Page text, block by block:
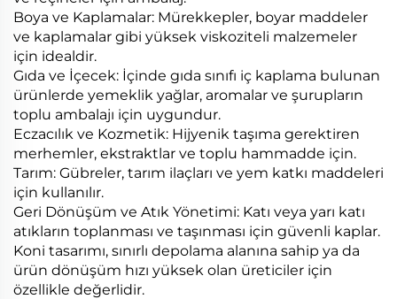
Boya ve Kaplamalar: Mürekkepler, boyar maddeler
ve kaplamalar gibi yüksek viskoziteli malzemeler
için idealdir.
Gıda ve İçecek: İçinde gıda sınıfı iç kaplama bulunan
ürünlerde yemeklik yağlar, aromalar ve şurupların
toplu ambalajı için uygundur.
Eczacılık ve Kozmetik: Hijyenik taşıma gerektiren
merhemler, ekstraktlar ve toplu hammadde için.
Tarım: Gübreler, tarım ilaçları ve yem katkı maddeleri
için kullanılır.
Geri Dönüşüm ve Atık Yönetimi: Katı veya yarı katı
atıkların toplanması ve taşınması için güvenli kaplar.
Koni tasarımı, sınırlı depolama alanına sahip ya da
ürün dönüşüm hızı yüksek olan üreticiler için
özellikle değerlidir.